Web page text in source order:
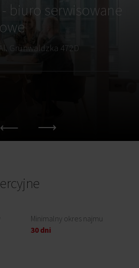
- biuro serwisowane
Grunwaldzka 472D
Minimalny okres najmu
30 dni